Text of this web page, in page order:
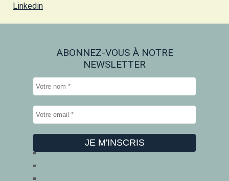
Linkedin
ABONNEZ-VOUS À NOTRE
NEWSLETTER